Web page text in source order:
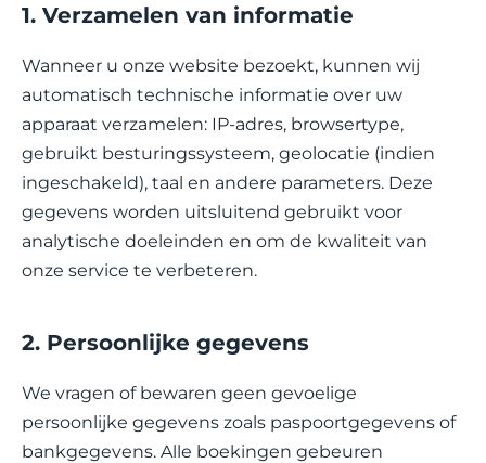
1. Verzamelen van informatie
Wanneer u onze website bezoekt, kunnen wij
automatisch technische informatie over uw
apparaat verzamelen: IP-adres, browsertype,
gebruikt besturingssysteem, geolocatie (indien
ingeschakeld), taal en andere parameters. Deze
gegevens worden uitsluitend gebruikt voor
analytische doeleinden en om de kwaliteit van
onze service te verbeteren.
2. Persoonlijke gegevens
We vragen of bewaren geen gevoelige
persoonlijke gegevens zoals paspoortgegevens of
bankgegevens. Alle boekingen gebeuren